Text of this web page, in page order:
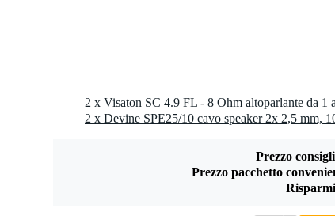
2 x Devine SPE25/10 cavo speaker 2x 2,5 mm,
Prezzo
Prezzo pacchetto